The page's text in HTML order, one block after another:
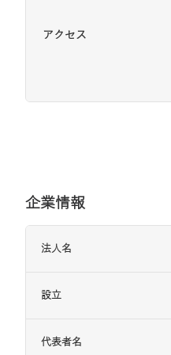
アクセス
企業情報
法人名
設立
代表者名